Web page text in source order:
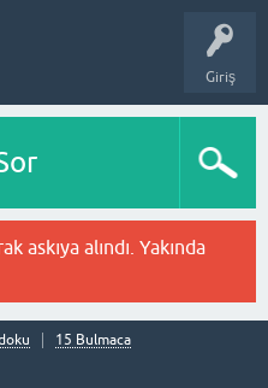
Giriş
askıya alındı. Yakında
15 Bulmaca